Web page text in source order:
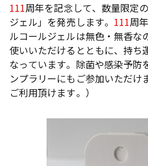
111周年を記念して、数量限定
ジェル」を発売します。 111周
ルコールジェルは無色・無香な
使いいただけるとともに、持ち
なっています。除菌や感染予防
ンプラリーにもご参加いただけ
ご利用頂けます。）